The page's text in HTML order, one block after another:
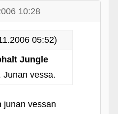
10:28
05:52)
Jungle
Junan vessa.
junan vessan